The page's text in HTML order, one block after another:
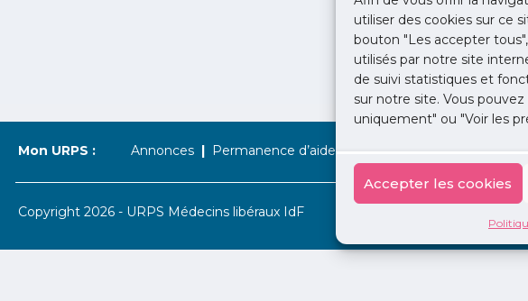
utiliser des cookies sur ce
bouton "Les accepter
utilisés par notre site
de suivi statistiques et
sur notre site. Vous
uniquement" ou "Voir les
Accepter les cookies
Mon URPS : Annonces Permanence d’aide à l’installation La Centrale
Copyright 2026 - URPS Médecins libéraux IdF